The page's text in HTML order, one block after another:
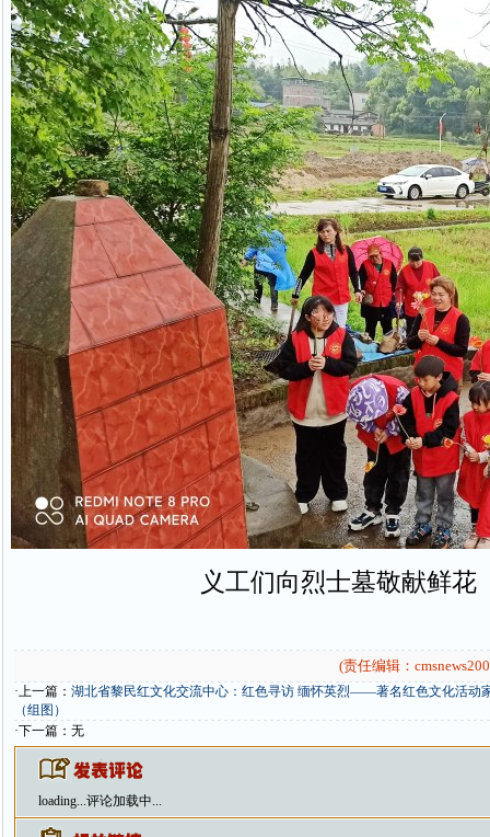
义工们向烈士墓敬献鲜花
(责任编辑：
·上一篇： 湖北省黎民红文化交流中心：红色寻访 缅怀英烈——著名红色文化活动
（组图）
·下一篇：无
loading...评论加载中...